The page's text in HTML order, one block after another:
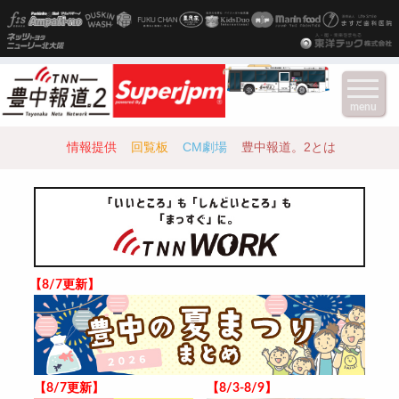
情報提供 回覧板 CM劇場 豊中報道。2とは
【8/7更新】
【8/7更新】 【8/3-8/9】
menu